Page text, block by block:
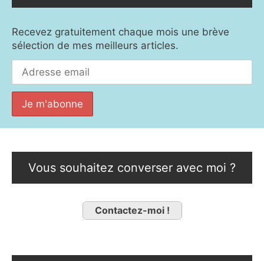
Recevez gratuitement chaque mois une brève
sélection de mes meilleurs articles.
Vous souhaitez converser avec moi ?
Contactez-moi !